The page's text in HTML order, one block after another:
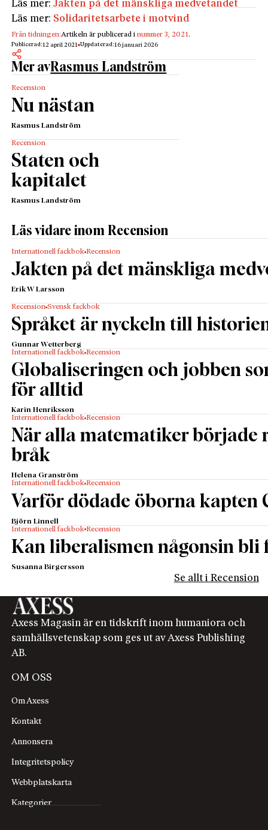
Läs mer:Jakten på det mänskliga medvetandet
Läs mer: Solidaritetsarbete i motvind
Från tidningen:Artikeln är publicerad inummer 3, 2021.
Publicerad:12 april 2021 Uppdaterad:16 januari 2026
Mer avRasmus Landström
Recension
Nu nästan
Rasmus Landström
Recension
Staten och
kapitalet
Rasmus Landström
Läs vidare inom Recension
Internationell fackbok Recension
Jakten på det mänskliga
Erik W Larsson
Recension Svensk fackbok
Språket är nyckeln till
Gunnar Wetterberg
Internationell fackbok Recension
Globaliseringen och jobben
för alltid
Karin Henriksson
Internationell fackbok Recension
När alla matematiker började
bråk
Helena Granström
Internationell fackbok Recension
Varför dödade öborna kapten
Björn Linnell
Internationell fackbok Recension
Kan liberalismen någonsin bli
Susanna Birgersson
Se allt i Recension
Axess Magasin är en tidskrift inom humaniora och
samhällsvetenskap som ges ut av Axess Publishing
AB.
OM OSS
Om Axess
Kontakt
Annonsera
Integritetspolicy
Webbplatskarta
Kategorier